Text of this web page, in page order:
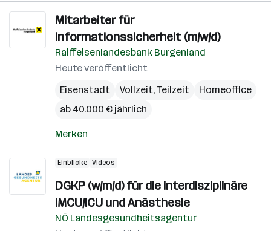
Mitarbeiter für
Informationssicherheit (m/w/d)
Raiffeisenlandesbank Burgenland
Heute veröffentlicht
Eisenstadt
Vollzeit, Teilzeit
Homeoffice
ab 40.000 € jährlich
Merken
Einblicke Videos
DGKP (w/m/d) für die interdisziplinäre
IMCU/ICU und Anästhesie
NÖ Landesgesundheitsagentur